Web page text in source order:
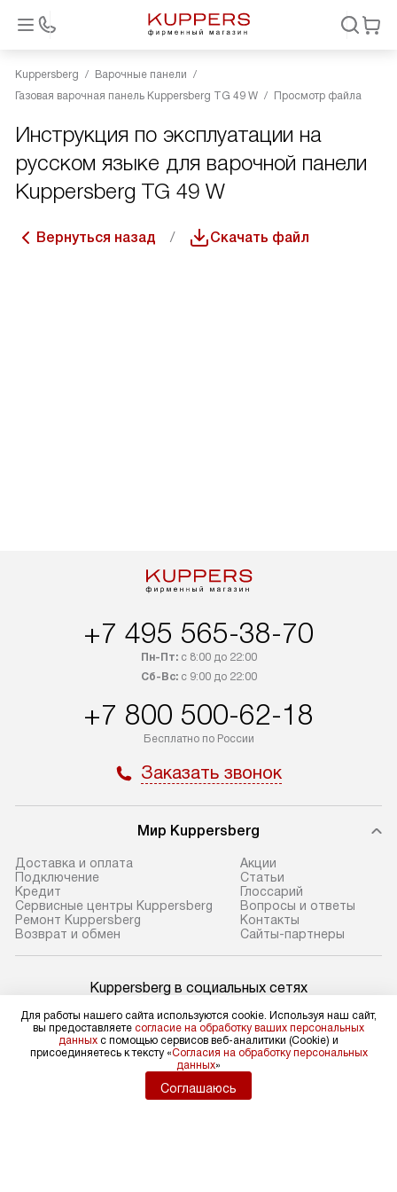
Kuppersberg
Варочные панели
Газовая варочная панель Kuppersberg TG 49 W
Просмотр файла
Инструкция по эксплуатации на
русском языке для варочной панели
Kuppersberg TG 49 W
Вернуться назад Скачать файл
+7 495 565-38-70
Пн-Пт:с 8:00 до 22:00
Сб-Вс:с 9:00 до 22:00
+7 800 500-62-18
Бесплатно по России
Заказать звонок
Мир Kuppersberg
Доставка и оплата
Подключение
Кредит
Сервисные центры Kuppersberg
Ремонт Kuppersberg
Возврат и обмен
Акции
Cтатьи
Глоссарий
Вопросы и ответы
Контакты
Сайты-партнеры
Kuppersberg в социальных сетях
Для физических лиц
shop@kuppers-russia.ru
Для юридических лиц
Для работы нашего сайта используются cookie. Используя наш сайт,
вы предоставляете согласие на обработку ваших персональных
данных с помощью сервисов веб-аналитики (Cookie) и
присоединяетесь к тексту «Согласия на обработку персональных
данных»
Соглашаюсь